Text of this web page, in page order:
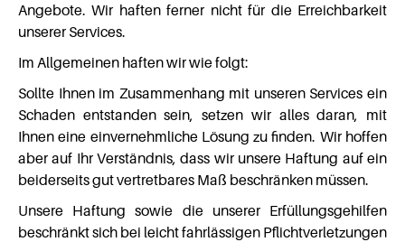
Angebote. Wir haften ferner nicht für die Erreichbarkeit
unserer Services.
Im Allgemeinen haften wir wie folgt:
Sollte Ihnen im Zusammenhang mit unseren Services ein
Schaden entstanden sein, setzen wir alles daran, mit
Ihnen eine einvernehmliche Lösung zu finden. Wir hoffen
aber auf Ihr Verständnis, dass wir unsere Haftung auf ein
beiderseits gut vertretbares Maß beschränken müssen.
Unsere Haftung sowie die unserer Erfüllungsgehilfen
beschränkt sich bei leicht fahrlässigen Pflichtverletzungen